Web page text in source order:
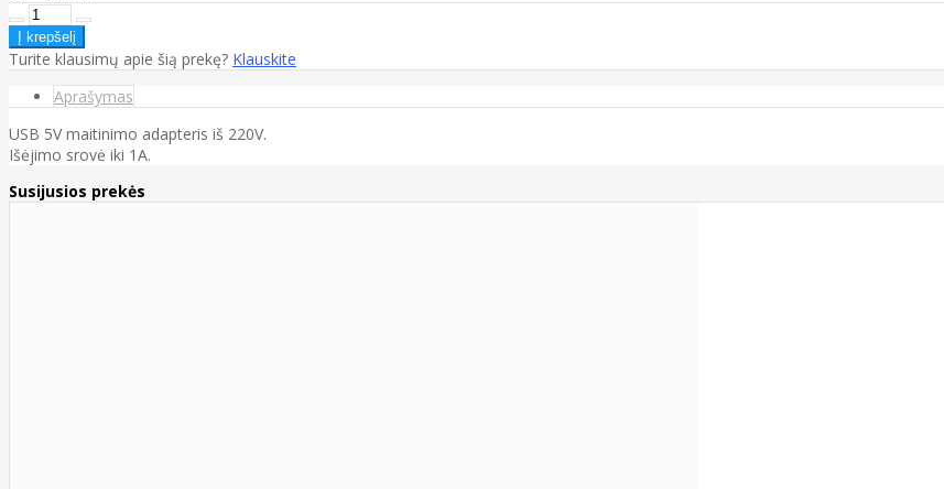
Turite klausimų apie šią prekę? Klauskite
Aprašymas
USB 5V maitinimo adapteris iš 220V.
Išėjimo srovė iki 1A.
Susijusios prekės